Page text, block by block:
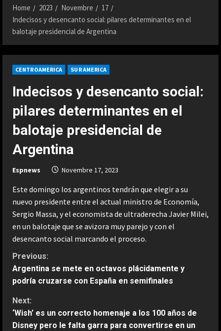
Home 2023 Novembre
17
Indecisos y desencanto social: pilares determinantes en el
balotaje presidencial de Argentina
CENTROAMERICA SUR AMERICA
Indecisos y desencanto social:
pilares determinantes en el
balotaje presidencial de
Argentina
Espnews Novembre 17, 2023
Este domingo los argentinos tendrán que elegir a su
nuevo presidente entre el actual ministro de Economía,
Sergio Massa, y el economista de ultraderecha Javier Milei,
en un balotaje que se avizora muy parejo y con el
desencanto social marcando el proceso.
C
o
n
t
Previous:
Argentina se mete en octavos plácidamente y
podría cruzarse con España en semifinales
Next:
‘Wish’ es un correcto homenaje a los 100 años de
Disney pero le falta garra para convertirse en un